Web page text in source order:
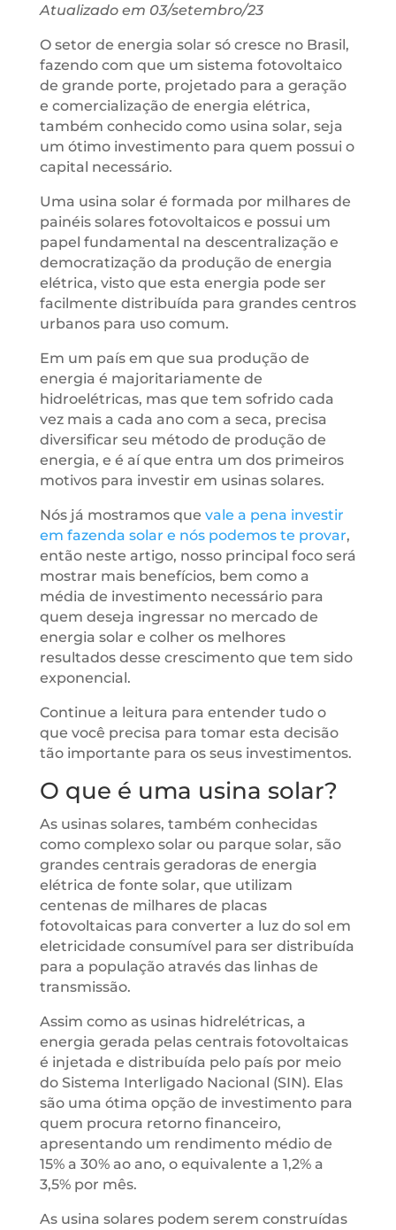
Atualizado em 03/setembro/23
O setor de energia solar só cresce no Brasil,
fazendo com que um sistema fotovoltaico
de grande porte, projetado para a geração
e comercialização de energia elétrica,
também conhecido como usina solar, seja
um ótimo investimento para quem possui o
capital necessário.
Uma usina solar é formada por milhares de
painéis solares fotovoltaicos e possui um
papel fundamental na descentralização e
democratização da produção de energia
elétrica, visto que esta energia pode ser
facilmente distribuída para grandes centros
urbanos para uso comum.
Em um país em que sua produção de
energia é majoritariamente de
hidroelétricas, mas que tem sofrido cada
vez mais a cada ano com a seca, precisa
diversificar seu método de produção de
energia, e é aí que entra um dos primeiros
motivos para investir em usinas solares.
Nós já mostramos que vale a pena investir
em fazenda solar e nós podemos te provar,
então neste artigo, nosso principal foco será
mostrar mais benefícios, bem como a
média de investimento necessário para
quem deseja ingressar no mercado de
energia solar e colher os melhores
resultados desse crescimento que tem sido
exponencial.
Continue a leitura para entender tudo o
que você precisa para tomar esta decisão
tão importante para os seus investimentos.
O que é uma usina solar?
As usinas solares, também conhecidas
como complexo solar ou parque solar, são
grandes centrais geradoras de energia
elétrica de fonte solar, que utilizam
centenas de milhares de placas
fotovoltaicas para converter a luz do sol em
eletricidade consumível para ser distribuída
para a população através das linhas de
transmissão.
Assim como as usinas hidrelétricas, a
energia gerada pelas centrais fotovoltaicas
é injetada e distribuída pelo país por meio
do Sistema Interligado Nacional (SIN). Elas
são uma ótima opção de investimento para
quem procura retorno financeiro,
apresentando um rendimento médio de
15% a 30% ao ano, o equivalente a 1,2% a
3,5% por mês.
As usina solares podem serem construídas